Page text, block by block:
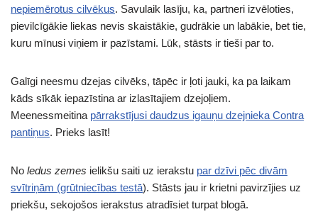
nepiemērotus cilvēkus. Savulaik lasīju, ka, partneri izvēloties,
pievilcīgākie liekas nevis skaistākie, gudrākie un labākie, bet tie,
kuru mīnusi viņiem ir pazīstami. Lūk, stāsts ir tieši par to.
Galīgi neesmu dzejas cilvēks, tāpēc ir ļoti jauki, ka pa laikam
kāds sīkāk iepazīstina ar izlasītajiem dzejoļiem.
Meenessmeitina pārrakstījusi daudzus igauņu dzejnieka Contra
pantiņus. Prieks lasīt!
No ledus zemes ielikšu saiti uz ierakstu par dzīvi pēc divām
svītriņām (grūtniecības testā). Stāsts jau ir krietni pavirzījies uz
priekšu, sekojošos ierakstus atradīsiet turpat blogā.